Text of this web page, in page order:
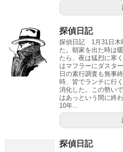
探偵日記
探偵日記 1月31日木
た。朝家を出た時は
たら、夜は猛烈に寒
はマフラーにダスタ
日の素行調査も無事
時、皆でランチに行
消化した。この勢い
はあっという間に終
10年...
探偵日記